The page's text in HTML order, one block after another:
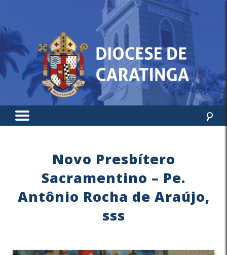
Novo Presbítero
Sacramentino – Pe.
Antônio Rocha de Araújo,
sss